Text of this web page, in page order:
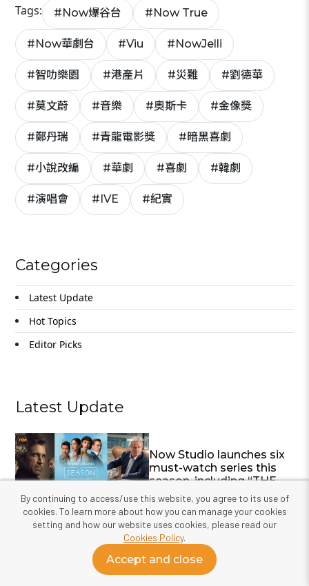
Tags: # Now爆谷台 # Now True
# Now華劇台 #Viu # NowJelli
#智叻樂園 #港產片 #災難 #劉德華
#莫文蔚 #音樂 #奧斯卡 #金像獎
#鄭丹瑞 #青龍電影獎 #暗黑喜劇
#小說改編 #華劇 #喜劇 #韓劇
#演唱會 # IVE #紀實
Categories
Latest Update
Hot Topics
Editor Picks
Latest Update
Now Studio launches six
must-watch series this
season, including “THE
SEASON” and “Twenty
Twenty Six”
Now True Original
Shades of Indigo joins
the race for international
By continuing to access/use this website, you agree to its use of
cookies. To learn more about how you can manage your cookies
setting and how our website uses cookies, please read our
Cookies Policy.
Accept and close